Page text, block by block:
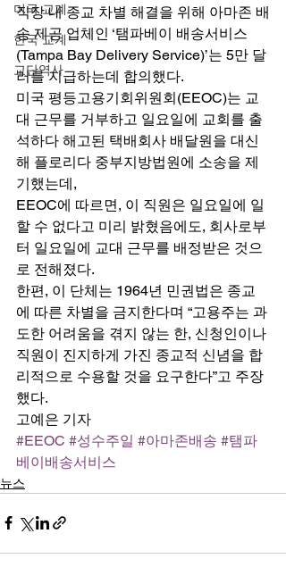
미국 교계
한국 교계
교단역사
직장 내 종교 차별 해결을 위해 아마존 배
송 제공 업체인 ‘탬파베이 배송서비스
(Tampa Bay Delivery Service)’는 5만 달
러를 지급하는데 합의했다.
미국 평등고용기회위원회(EEOC)는 교
대 근무를 거부하고 일요일에 교회를 출
석하다 해고된 택배회사 배달원을 대신
해 플로리다 중부지방법원에 소송을 제
기했는데,
EEOC에 따르면, 이 직원은 일요일에 일
할 수 없다고 미리 밝혔음에도, 회사로부
터 일요일에 교대 근무를 배정받은 것으
로 전해졌다.
한편, 이 단체는 1964년 민권법은 종교
에 따른 차별을 금지한다며 “고용주는 과
도한 어려움을 겪지 않는 한, 신청인이나
직원이 진지하게 가진 종교적 신념을 합
리적으로 수용할 것을 요구한다”고 주장
했다.
고예은 기자
#EEOC #성수주일 #아마존배송 #탬파
베이배송서비스
뉴스